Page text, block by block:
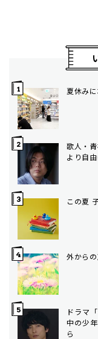
夏休み
歌人・
より自由
この夏
外から
ドラマ
中の少
ら